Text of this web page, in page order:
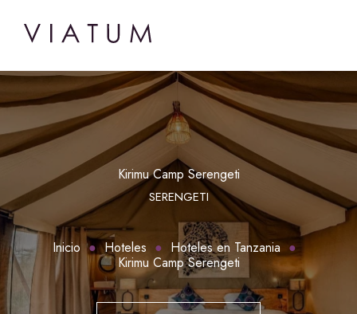
Kirimu Camp Serengeti
SERENGETI
Inicio Hoteles
Hoteles en Tanzania
Kirimu Camp Serengeti